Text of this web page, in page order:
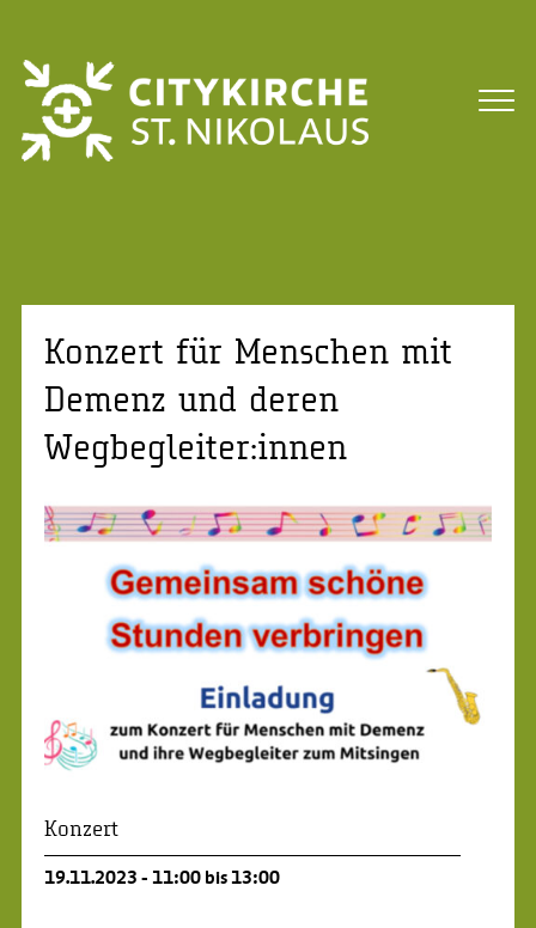
Konzert für Menschen mit
Demenz und deren
Wegbegleiter:innen
Konzert
19.11.2023 - 11:00 bis 13:00